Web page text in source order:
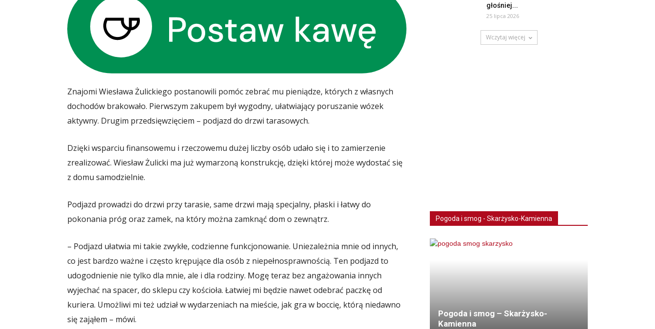
Znajomi Wiesława Żulickiego postanowili pomóc zebrać mu pieniądze, których z własnych
dochodów brakowało. Pierwszym zakupem był wygodny, ułatwiający poruszanie wózek
aktywny. Drugim przedsięwzięciem – podjazd do drzwi tarasowych.
Dzięki wsparciu finansowemu i rzeczowemu dużej liczby osób udało się i to zamierzenie
zrealizować. Wiesław Żulicki ma już wymarzoną konstrukcję, dzięki której może wydostać się
z domu samodzielnie.
Podjazd prowadzi do drzwi przy tarasie, same drzwi mają specjalny, płaski i łatwy do
pokonania próg oraz zamek, na który można zamknąć dom o zewnątrz.
– Podjazd ułatwia mi takie zwykłe, codzienne funkcjonowanie. Uniezależnia mnie od innych,
co jest bardzo ważne i często krępujące dla osób z niepełnosprawnością. Ten podjazd to
udogodnienie nie tylko dla mnie, ale i dla rodziny. Mogę teraz bez angażowania innych
wyjechać na spacer, do sklepu czy kościoła. Łatwiej mi będzie nawet odebrać paczkę od
kuriera. Umożliwi mi też udział w wydarzeniach na mieście, jak gra w boccię, którą niedawno
się zająłem – mówi.
głośniej...
25 lipca 2026
Wczytaj więcej
Pogoda i smog - Skarżysko-Kamienna
Pogoda i smog – Skarżysko-
Kamienna